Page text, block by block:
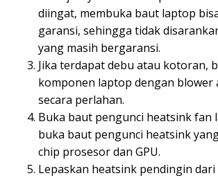
diingat, membuka baut laptop
garansi, sehingga tidak
yang masih bergaransi.
Jika terdapat debu atau kotoran,
komponen laptop dengan blower
secara perlahan.
Buka baut pengunci heatsink fan
buka baut pengunci heatsink
chip prosesor dan GPU.
Lepaskan heatsink pendingin